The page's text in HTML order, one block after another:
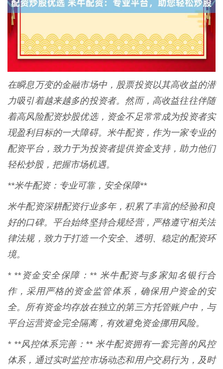
在瞬息万变的金融市场中，股票投资以其高收益的潜
力吸引着越来越多的投资者。然而，高收益往往伴随
着高风险配资炒股优选，资金不足常常成为投资者实
现盈利目标的一大障碍。米牛配资，作为一家专业的
配资平台，致力于为投资者提供资金支持，助力他们
轻松炒股，把握市场机遇。
**米牛配资：专业可靠，安全保障**
米牛配资深耕配资行业多年，积累了丰富的经验和良
好的口碑。平台始终坚持合规经营，严格遵守相关法
律法规，致力于打造一个安全、透明、稳定的配资环
境。
* **资金安全保障：** 米牛配资与多家知名银行合
作，采用严格的资金监管体系，确保用户资金的安
全。所有资金均存放在独立的第三方托管账户中，与
平台运营资金完全隔离，有效避免资金挪用风险。
* **风控体系完善：** 米牛配资拥有一套完善的风控
体系，通过实时监控市场动态和用户交易行为，及时